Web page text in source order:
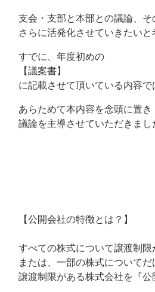
支会・支部と本部との議論、そ
さらに活発化させていきたいと
すでに、年度初めの
【議案書】
に記載させて頂いている内容で
あらためて本内容を念頭に置き
議論を主導させていただきまし
【公開会社の特徴とは？】
すべての株式について譲渡制限
または、一部の株式についてだ
譲渡制限がある株式会社を『公